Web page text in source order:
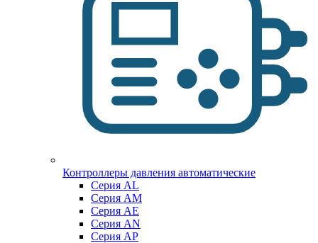
Контроллеры давления автоматические
Cерия AL
Cерия AM
Серия AE
Серия AN
Серия AP